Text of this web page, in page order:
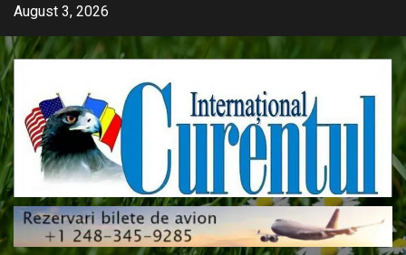
Skip
content
August 3, 2026